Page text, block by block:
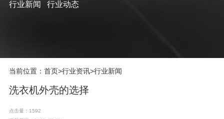
行业新闻 行业动态
当前位置： 首页 >行业资讯>行业新闻
洗衣机外壳的选择
点击量：1592